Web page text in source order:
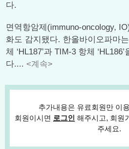
다.
면역항암제(immuno-oncology,
화도 감지됐다. 한올바이오파마
체 ‘HL187’과 TIM-3 항체
다.... <계속>
추가내용은 유료회원만 이
회원이시면 로그인 해주시고, 회원
주세요.